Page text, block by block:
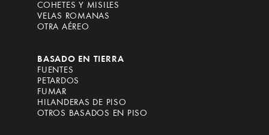
COHETES Y MISILES
VELAS ROMANAS
OTRA AÉREO
BASADO EN TIERRA
FUENTES
PETARDOS
FUMAR
HILANDERAS DE PISO
OTROS BASADOS EN PISO